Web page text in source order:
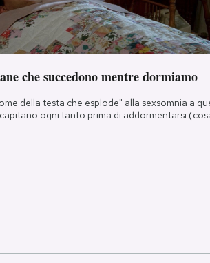
che succedono mentre dormiamo
della testa che esplode" alla sexsomnia a
ogni tanto prima di addormentarsi